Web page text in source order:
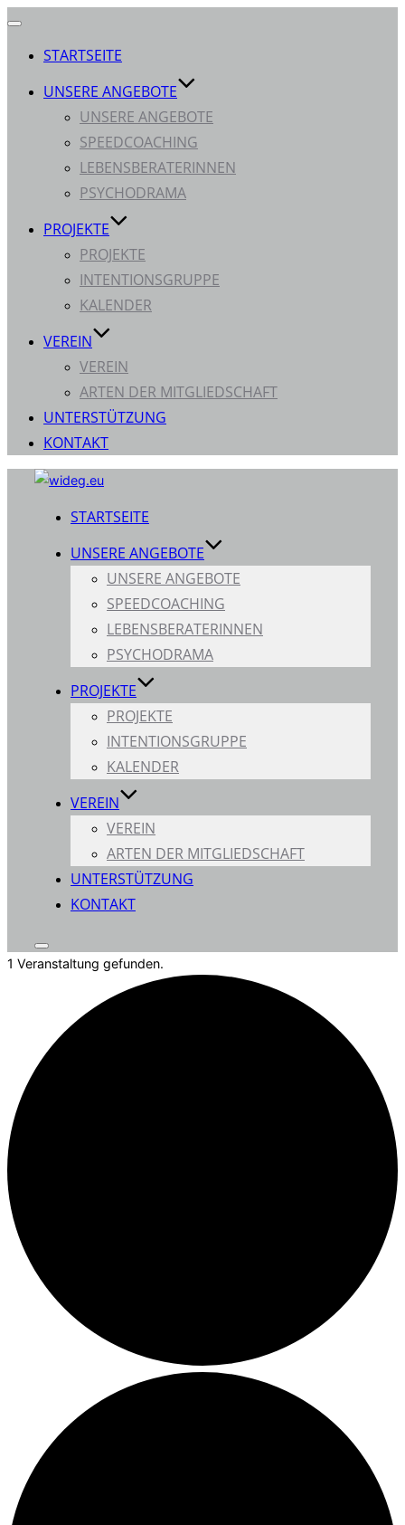
Navigation
STARTSEITE
UNSERE ANGEBOTE
UNSERE ANGEBOTE
SPEEDCOACHING
LEBENSBERATERINNEN
PSYCHODRAMA
PROJEKTE
PROJEKTE
INTENTIONSGRUPPE
KALENDER
VEREIN
VEREIN
ARTEN DER MITGLIEDSCHAFT
UNTERSTÜTZUNG
KONTAKT
springen
STARTSEITE
UNSERE ANGEBOTE
UNSERE ANGEBOTE
SPEEDCOACHING
LEBENSBERATERINNEN
PSYCHODRAMA
PROJEKTE
PROJEKTE
INTENTIONSGRUPPE
KALENDER
VEREIN
VEREIN
ARTEN DER MITGLIEDSCHAFT
UNTERSTÜTZUNG
KONTAKT
Seitenleiste
&
1 Veranstaltung gefunden.